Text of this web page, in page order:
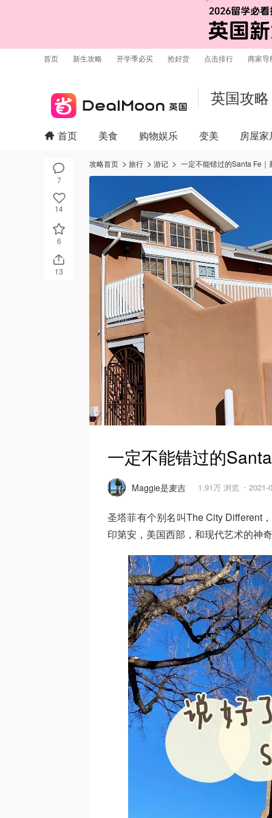
首页 新生攻略 开学季必买 抢好货 点击排行 商家导
英国攻略
7
14
6
13
首页 美食 购物娱乐 变美 房屋家
攻略首页 旅行 游记 一定不能错过的Santa Fe｜
一定不能错过的
Maggie是麦吉 1.91万 浏览 2021-
圣塔菲有个别名叫The City Different
印第安，美国西部，和现代艺术的神